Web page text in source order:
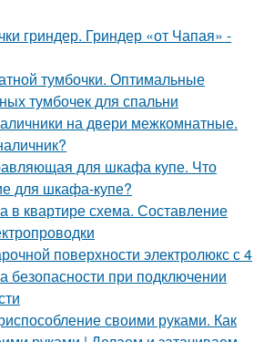
гриндер. Гриндер «от Чапая» -
тумбочки. Оптимальные
тумбочек для спальни
на двери межкомнатные.
для шкафа купе. Что
для шкафа-купе?
в квартире схема. Составление
поверхности электролюкс с 4
безопасности при подключении
своими руками. Как